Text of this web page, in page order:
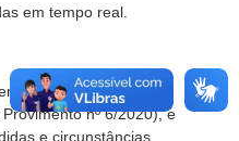
em tempo real.
nº 3/2020, de 15 de
nº 6/2020), e
e circunstâncias